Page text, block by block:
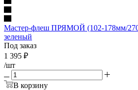
Мастер-флеш ПРЯМОЙ (102-178мм/
зеленый
Под заказ
1 395 ₽
/шт
В корзину